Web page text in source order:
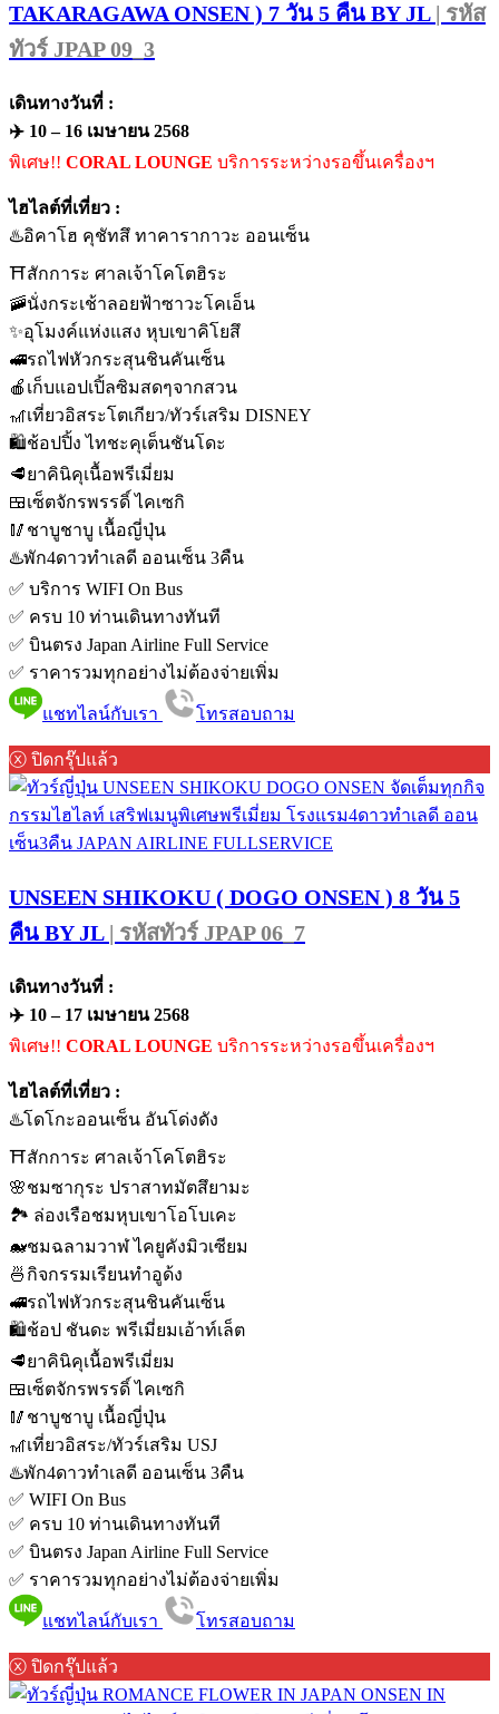
TAKARAGAWA ONSEN ) 7 วัน 5 คืน BY JL | รหัส
ทัวร์ JPAP 09_3
เดินทางวันที่ :
✈️ 10 – 16 เมษายน 2568
พิเศษ!! CORAL LOUNGE บริการระหว่างรอขึ้นเครื่องฯ
ไฮไลต์ที่เที่ยว :
♨️อิคาโฮ คุชัทสึ ทาคารากาวะ ออนเซ็น
⛩️สักการะ ศาลเจ้าโคโตฮิระ
🚠นั่งกระเช้าลอยฟ้าซาวะโคเอ็น
✨อุโมงค์แห่งแสง หุบเขาคิโยสึ
🚅รถไฟหัวกระสุนชินคันเซ็น
🍎เก็บแอปเปิ้ลซิมสดๆจากสวน
🎢เที่ยวอิสระโตเกียว/ทัวร์เสริม DISNEY
🛍️ช้อปปิ้ง ไทชะคุเต็นชันโดะ
🥩ยาคินิคุเนื้อพรีเมี่ยม
🍱เซ็ตจักรพรรดิ์ ไคเซกิ
🥢ชาบูชาบู เนื้อญี่ปุ่น
♨️พัก4ดาวทำเลดี ออนเซ็น 3คืน
✅ บริการ WIFI On Bus
✅ ครบ 10 ท่านเดินทางทันที
✅ บินตรง Japan Airline Full Service
✅ ราคารวมทุกอย่างไม่ต้องจ่ายเพิ่ม
แชทไลน์กับเรา โทรสอบถาม
ⓧ ปิดกรุ๊ปแล้ว
UNSEEN SHIKOKU ( DOGO ONSEN ) 8 วัน 5
คืน BY JL | รหัสทัวร์ JPAP 06_7
เดินทางวันที่ :
✈️ 10 – 17 เมษายน 2568
พิเศษ!! CORAL LOUNGE บริการระหว่างรอขึ้นเครื่องฯ
ไฮไลต์ที่เที่ยว :
♨️โดโกะออนเซ็น อันโด่งดัง
⛩️สักการะ ศาลเจ้าโคโตฮิระ
🌸ชมซากุระ ปราสาทมัตสึยามะ
🏞️ ล่องเรือชมหุบเขาโอโบเคะ
🐋ชมฉลามวาฬ ไคยูคังมิวเซียม
🍜กิจกรรมเรียนทำอูด้ง
🚅รถไฟหัวกระสุนชินคันเซ็น
🛍️ช้อป ชันดะ พรีเมี่ยมเอ้าท์เล็ต
🥩ยาคินิคุเนื้อพรีเมี่ยม
🍱เซ็ตจักรพรรดิ์ ไคเซกิ
🥢ชาบูชาบู เนื้อญี่ปุ่น
🎢เที่ยวอิสระ/ทัวร์เสริม USJ
♨️พัก4ดาวทำเลดี ออนเซ็น 3คืน
✅ WIFI On Bus
✅ ครบ 10 ท่านเดินทางทันที
✅ บินตรง Japan Airline Full Service
✅ ราคารวมทุกอย่างไม่ต้องจ่ายเพิ่ม
แชทไลน์กับเรา โทรสอบถาม
ⓧ ปิดกรุ๊ปแล้ว